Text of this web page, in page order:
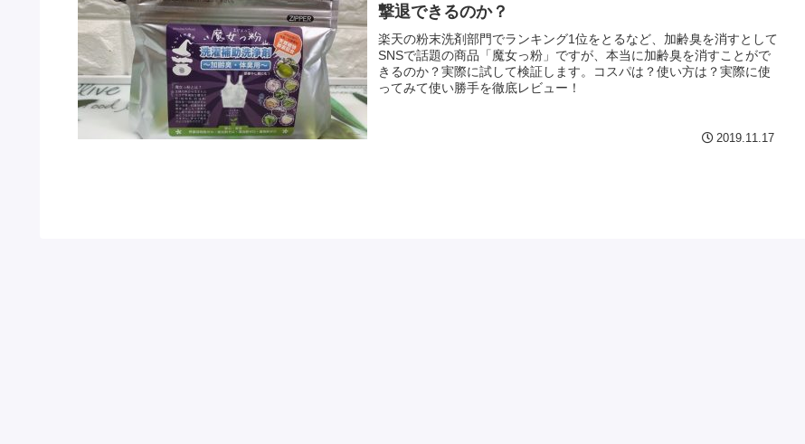
撃退できるのか？
楽天の粉末洗剤部門でランキング1位をとるなど、加齢臭を消すとして
SNSで話題の商品「魔女っ粉」ですが、本当に加齢臭を消すことがで
きるのか？実際に試して検証します。コスパは？使い方は？実際に使
ってみて使い勝手を徹底レビュー！
2019.11.17